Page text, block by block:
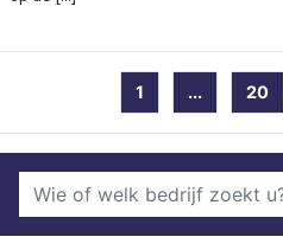
1 ... 20